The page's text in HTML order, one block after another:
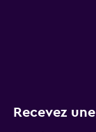
Recevez